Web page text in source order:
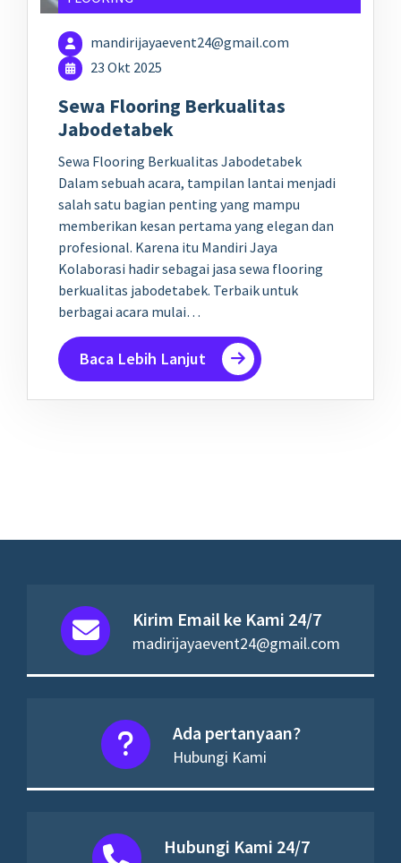
mandirijayaevent24@gmail.com
23 Okt 2025
Sewa Flooring Berkualitas
Jabodetabek
Sewa Flooring Berkualitas Jabodetabek
Dalam sebuah acara, tampilan lantai menjadi
salah satu bagian penting yang mampu
memberikan kesan pertama yang elegan dan
profesional. Karena itu Mandiri Jaya
Kolaborasi hadir sebagai jasa sewa flooring
berkualitas jabodetabek. Terbaik untuk
berbagai acara mulai…
Baca Lebih Lanjut
Kirim Email ke Kami 24/7
madirijayaevent24@gmail.com
Ada pertanyaan?
Hubungi Kami
Hubungi Kami 24/7